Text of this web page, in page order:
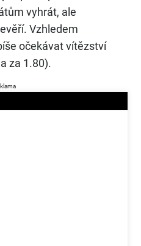
vyhrát, ale
Vzhledem
očekávat vítězství
za 1.80).